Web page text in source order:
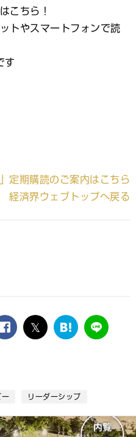
こちら！
トやスマートフォンで読
す
定期購読のご案内はこちら
経済界ウェブトップへ戻る
facebook
twitter
は
ク
ー
ク
LINE
ー リーダーシップ